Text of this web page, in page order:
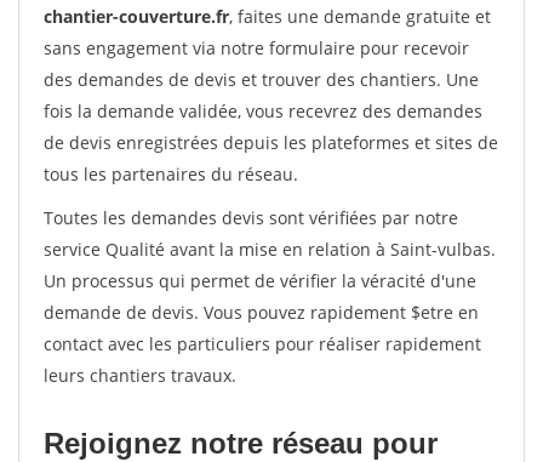
chantier-couverture.fr, faites une demande gratuite et
sans engagement via notre formulaire pour recevoir
des demandes de devis et trouver des chantiers. Une
fois la demande validée, vous recevrez des demandes
de devis enregistrées depuis les plateformes et sites de
tous les partenaires du réseau.
Toutes les demandes devis sont vérifiées par notre
service Qualité avant la mise en relation à Saint-vulbas.
Un processus qui permet de vérifier la véracité d'une
demande de devis. Vous pouvez rapidement $etre en
contact avec les particuliers pour réaliser rapidement
leurs chantiers travaux.
Rejoignez notre réseau pour